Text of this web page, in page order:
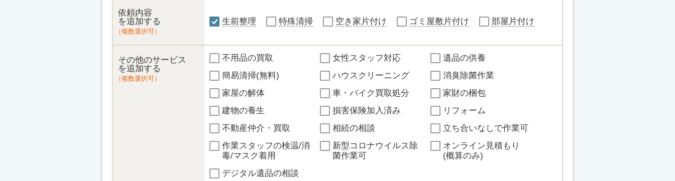
依頼内容
を追加する
（複数選択可）
生前整理 特殊清掃 空き家片付け ゴミ屋敷片付け 部屋片付け
その他のサービス
を追加する
（複数選択可）
不用品の買取 女性スタッフ対応
遺品の供養
簡易清掃(無料)
ハウスクリーニング
消臭除菌作業
家屋の解体
車・バイク買取処分
家財の梱包
建物の養生
損害保険加入済み
リフォーム
不動産仲介・買取
相続の相談
立ち合いなしで作業可
作業スタッフの検温/消
毒/マスク着用
新型コロナウイルス除
菌作業可
オンライン見積もり
(概算のみ)
デジタル遺品の相談